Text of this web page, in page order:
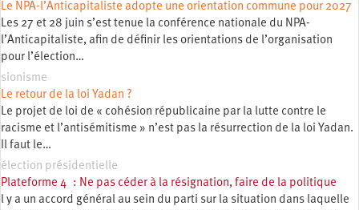
Le NPA-l’Anticapitaliste adopte une orientation commune pour 2027
Les 27 et 28 juin s’est tenue la conférence nationale du NPA-
l’Anticapitaliste, afin de définir les orientations de l’organisation
pour l’élection…
sionisme
Le retour de la loi Yadan ?
Le projet de loi de « cohésion républicaine par la lutte contre le
racisme et l’antisémitisme » n’est pas la résurrection de la loi Yadan.
Il faut le…
élection présidentielle
Plateforme 4 : Ne pas céder à la résignation, faire de la politique
l y a un accord général au sein du parti sur la situation dans laquelle